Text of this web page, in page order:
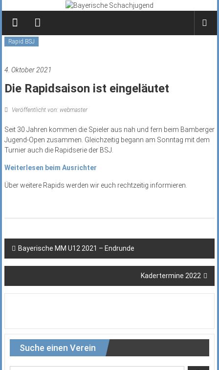
springen
Rapid BSJ
4. Oktober 2021
Die Rapidsaison ist eingeläutet
Veröffentlicht von: webmaster
Seit 30 Jahren kommen die Spieler aus nah und fern beim Bamberger
Jugend-Open zusammen. Gleichzeitig begann am Sonntag mit dem
Turnier auch die Rapidserie der BSJ.
Weiterlesen beim Ausrichter
Über weitere Rapids werden wir euch rechtzeitig informieren.
Beitragsnavigation
Bayerische MM U12 2021 – Endrunde
Kadertermine 2022
Suche einen Verein